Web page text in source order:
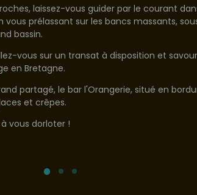
laissez-vous guider par le courant
prélassant sur les bancs massants,
bassin.
vous sur un transat à disposition et
en Bretagne.
partagé, le bar l'Orangerie, situé en
et crêpes.
vous dorloter !